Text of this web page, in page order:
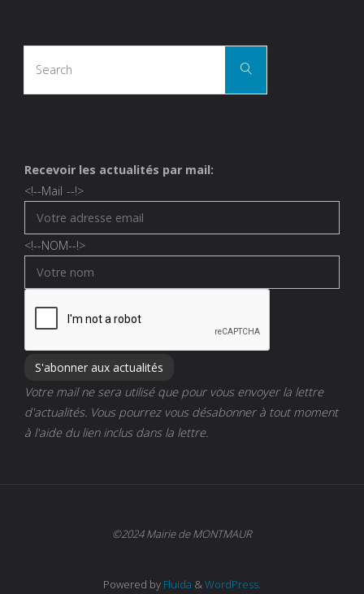
Search
Recevoir les actualités par mail:
<!--Mail --!>
<!--NOM--!>
Votre mail ne sera utilisé que pour vous envoyer la lettre
d'actualités. Vous pourrez vous désabonner à tout moment
à l'aide du lien inclus dans la lettre.
©2024 Mairie de MONTMAUR
Powered by Fluida & WordPress.